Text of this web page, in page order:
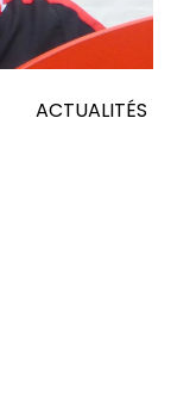
ACTUALITÉS